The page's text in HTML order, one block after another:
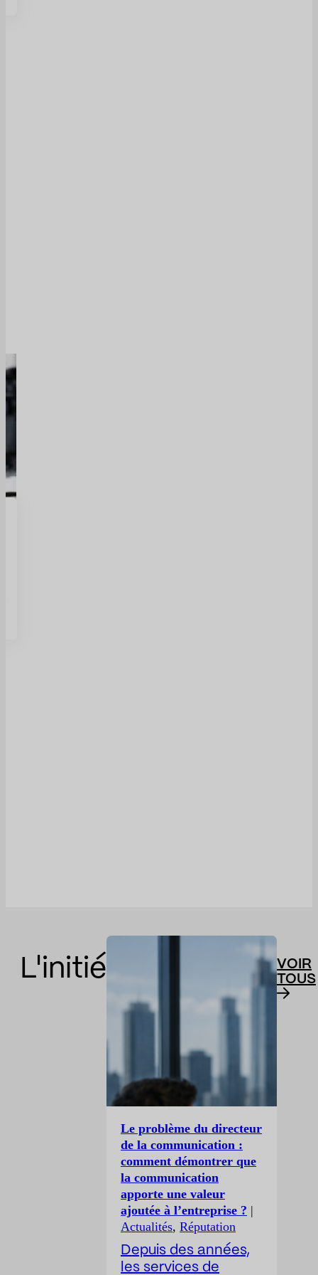
L'initié
Le problème du directeur
de la communication :
comment démontrer que
la communication
apporte une valeur
ajoutée à l’entreprise ? |
Actualités, Réputation
Depuis des années,
les services de
VOIR
TOUS